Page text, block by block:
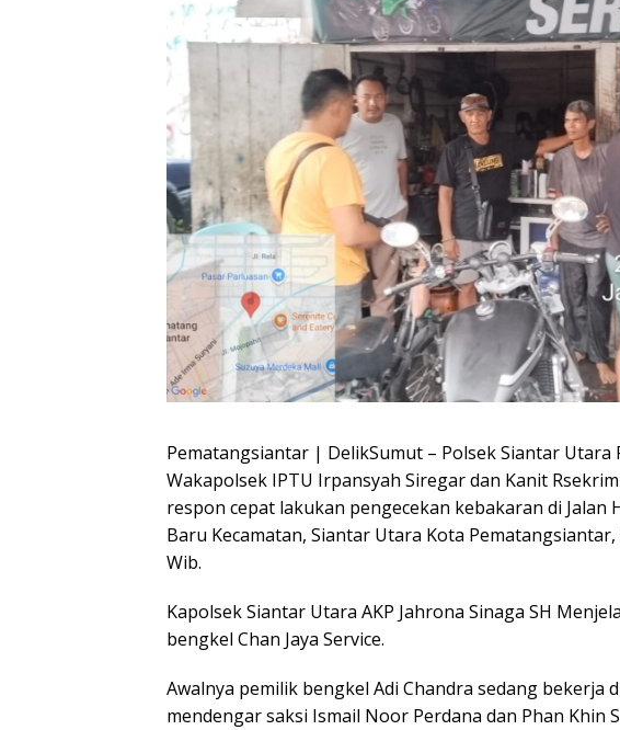
Pematangsiantar | DelikSumut – Polsek Siantar
Wakapolsek IPTU Irpansyah Siregar dan Kanit
respon cepat lakukan pengecekan kebakaran di Jalan
Baru Kecamatan, Siantar Utara Kota
Wib.
Kapolsek Siantar Utara AKP Jahrona Sinaga SH
bengkel Chan Jaya Service.
Awalnya pemilik bengkel Adi Chandra sedang bekerja
mendengar saksi Ismail Noor Perdana dan Phan Khin